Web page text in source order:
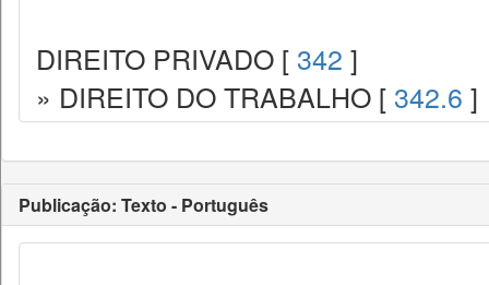
DIREITO PRIVADO [ 342 ]
» DIREITO DO TRABALHO [ 342.6 ]
Publicação: Texto - Português